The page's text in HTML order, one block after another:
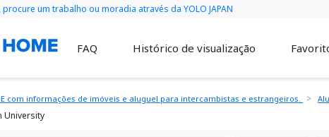
um trabalho ou moradia através da YOLO JAPAN
FAQ Histórico de visualização
com informações de imóveis e aluguel para intercambistas e estrangeiros.
University